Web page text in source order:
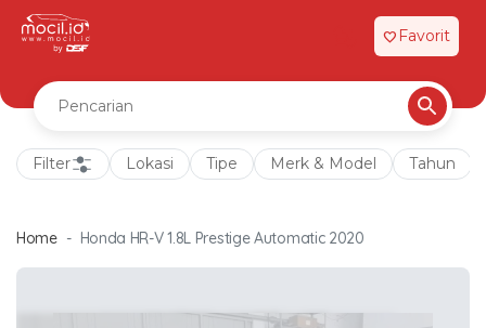
favorite Favorit
Filter Lokasi Tipe Merk & Model Tahun
Home Honda HR-V 1.8L Prestige Automatic 2020